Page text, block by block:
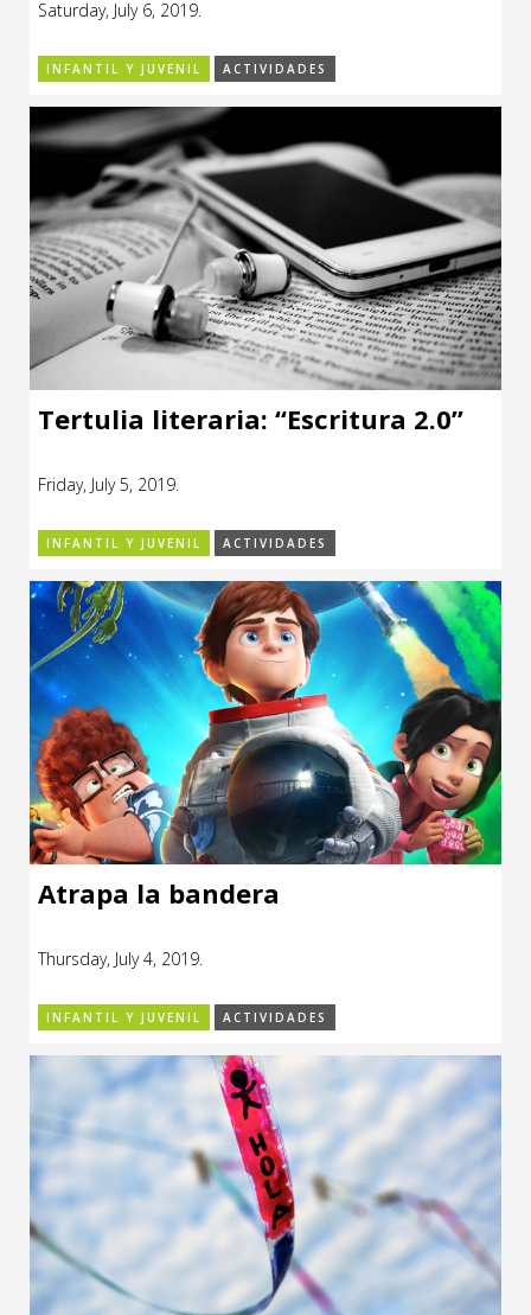
Espacio itinerante de lectura infantil
Formación
Género y Diversidad
Infantil y Juvenil
Letras
Medio Ambiente
Música
Sin categoría
Saturday, July 6, 2019.
INFANTIL Y JUVENIL ACTIVIDADES
Tertulia literaria: “Escritura 2.0”
Friday, July 5, 2019.
INFANTIL Y JUVENIL ACTIVIDADES
Atrapa la bandera
Thursday, July 4, 2019.
INFANTIL Y JUVENIL ACTIVIDADES